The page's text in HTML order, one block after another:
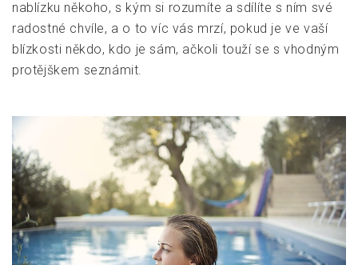
nablízku někoho, s kým si rozumíte a sdílíte s ním své
radostné chvíle, a o to víc vás mrzí, pokud je ve vaší
blízkosti někdo, kdo je sám, ačkoli touží se s vhodným
protějškem seznámit.